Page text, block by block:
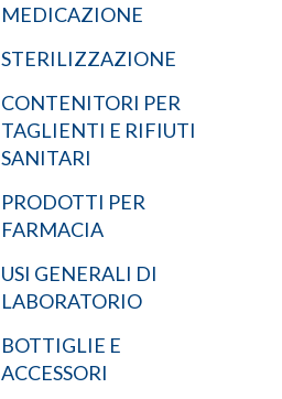
MEDICAZIONE
STERILIZZAZIONE
CONTENITORI PER
TAGLIENTI E RIFIUTI
SANITARI
PRODOTTI PER
FARMACIA
USI GENERALI DI
LABORATORIO
BOTTIGLIE E
ACCESSORI